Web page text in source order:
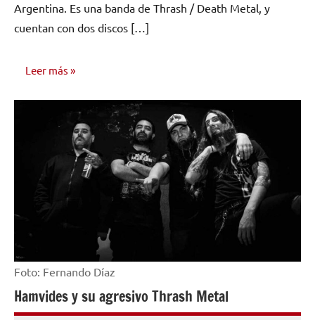
Argentina. Es una banda de Thrash / Death Metal, y
cuentan con dos discos […]
Leer más
ENTREVISTAS
Foto: Fernando Díaz
Hamvides y su agresivo Thrash Metal